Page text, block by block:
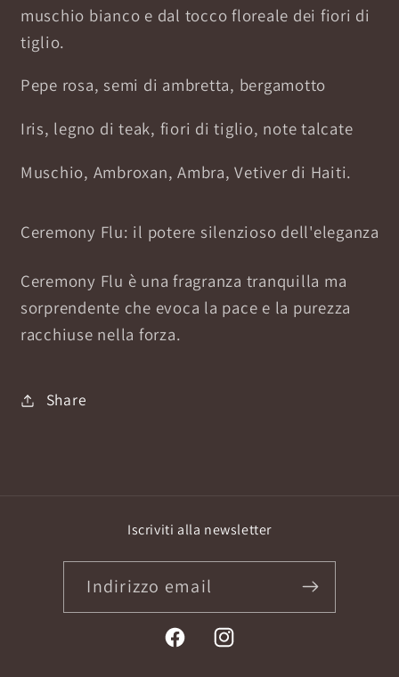
muschio bianco e dal tocco floreale dei fiori di
tiglio.
Pepe rosa, semi di ambretta, bergamotto
Iris, legno di teak, fiori di tiglio, note talcate
Muschio, Ambroxan, Ambra, Vetiver di Haiti.
Ceremony Flu: il potere silenzioso dell'eleganza
Ceremony Flu è una fragranza tranquilla ma
sorprendente che evoca la pace e la purezza
racchiuse nella forza.
Share
Iscriviti alla newsletter
Indirizzo email
FacebookInstagram